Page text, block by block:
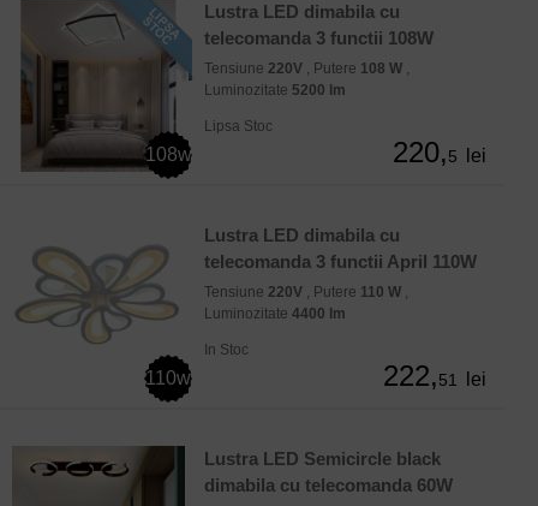
108w
Lustra LED dimabila cu
telecomanda 3 functii 108W
Tensiune 220V , Putere 108 W ,
Luminozitate 5200 lm
Lipsa Stoc
220,5 lei
110w
Lustra LED dimabila cu
telecomanda 3 functii April 110W
Tensiune 220V , Putere 110 W ,
Luminozitate 4400 lm
In Stoc
222,51 lei
Lustra LED Semicircle black
dimabila cu telecomanda 60W